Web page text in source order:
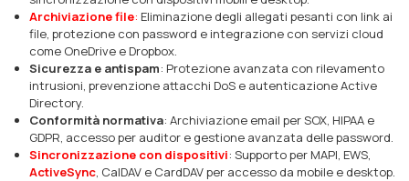
Archiviazione file: Eliminazione degli allegati pesanti con link ai
file, protezione con password e integrazione con servizi cloud
come OneDrive e Dropbox.
Sicurezza e antispam: Protezione avanzata con rilevamento
intrusioni, prevenzione attacchi DoS e autenticazione Active
Directory.
Conformità normativa: Archiviazione email per SOX, HIPAA e
GDPR, accesso per auditor e gestione avanzata delle password.
Sincronizzazione con dispositivi: Supporto per MAPI, EWS,
ActiveSync, CalDAV e CardDAV per accesso da mobile e desktop.